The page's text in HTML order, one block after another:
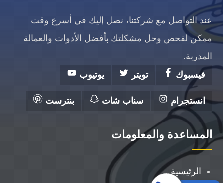
عند التواصل مع شركتنا، نصل إليك في أسرع وقت
ممكن لفحص وحل مشكلتك بأفضل الأدوات والعمالة
المدربة.
فيسبوك
تويتر يوتيوب
انستجرام سناب شات بنترست
المساعدة والمعلومات
الرئيسية